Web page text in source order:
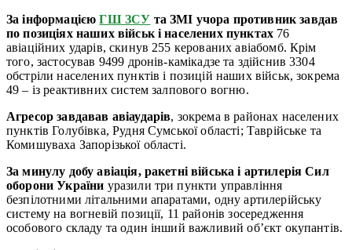
За інформацієюГШ ЗСУ та ЗМІ учора противник завдав
по позиціях наших військ і населених пунктах 76
авіаційних ударів, скинув 255 керованих авіабомб. Крім
того, застосував 9499 дронів-камікадзе та здійснив 3304
обстріли населених пунктів і позицій наших військ, зокрема
49 – із реактивних систем залпового вогню.
Агресор завдавав авіаударів, зокрема в районах населених
пунктів Голубівка, Рудня Сумської області; Таврійське та
Комишуваха Запорізької області.
За минулу добу авіація, ракетні війська і артилерія Сил
оборони України уразили три пункти управління
безпілотними літальними апаратами, одну артилерійську
систему на вогневій позиції, 11 районів зосередження
особового складу та один інший важливий об’єкт окупантів.